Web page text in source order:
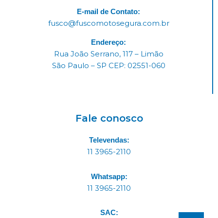
E-mail de Contato:
fusco@fuscomotosegura.com.br
Endereço:
Rua João Serrano, 117 – Limão
São Paulo – SP CEP: 02551-060
Fale conosco
Televendas:
11 3965-2110
Whatsapp:
11 3965-2110
SAC: